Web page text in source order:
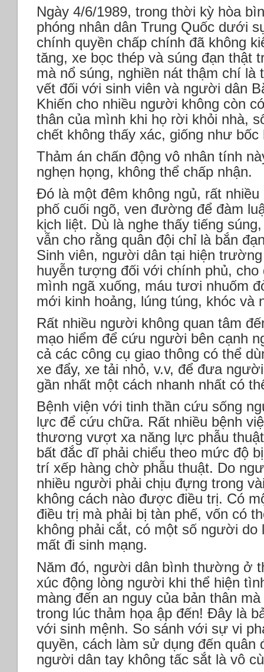
Ngày 4/6/1989, trong thời kỳ hòa
phóng nhân dân Trung Quốc dưới
chính quyền chấp chính đã không
tăng, xe bọc thép và súng đạn thật
mà nổ súng, nghiền nát thậm chí là
vết đối với sinh viên và người dân
Khiến cho nhiều người không còn
thân của mình khi họ rời khỏi nhà,
chết không thấy xác, giống như
Thảm án chấn động vô nhân tính
nghẹn họng, không thể chấp nhận.
Đó là một đêm không ngủ, rất
phố cuối ngõ, ven đường để đàm
kịch liệt. Dù là nghe thấy tiếng
vẫn cho rằng quân đội chỉ là bắn
Sinh viên, người dân tại hiện
huyễn tượng đối với chính phủ,
mình ngã xuống, máu tươi nhuốm
mới kinh hoảng, lúng túng, khóc và
Rất nhiều người không quan tâm
mạo hiểm để cứu người bên cạnh
cả các công cụ giao thông có thể
xe đẩy, xe tải nhỏ, v.v, để đưa
gần nhất một cách nhanh nhất có
Bệnh viện với tinh thần cứu sống
lực để cứu chữa. Rất nhiều bệnh
thương vượt xa năng lực phẫu
bất đắc dĩ phải chiểu theo mức độ
trí xếp hàng chờ phẫu thuật. Do
nhiều người phải chịu đựng trong
không cách nào được điều trị. Có
điều trị mà phải bị tàn phế, vốn có
không phải cắt, có một số người
mất đi sinh mạng.
Năm đó, người dân bình thường ở
xúc động lòng người khi thể hiện
màng đến an nguy của bản thân
trong lúc thảm họa ập đến! Đây là
với sinh mệnh. So sánh với sự vi
quyền, cách làm sử dụng đến quân
người dân tay không tấc sắt là vô